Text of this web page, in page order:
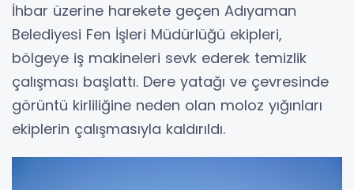
İhbar üzerine harekete geçen Adıyaman
Belediyesi Fen İşleri Müdürlüğü ekipleri,
bölgeye iş makineleri sevk ederek temizlik
çalışması başlattı. Dere yatağı ve çevresinde
görüntü kirliliğine neden olan moloz yığınları
ekiplerin çalışmasıyla kaldırıldı.